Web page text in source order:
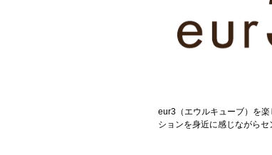
eur3（エウルキューブ）を
ションを身近に感じながらセ